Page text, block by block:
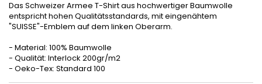
Das Schweizer Armee T-Shirt aus hochwertiger Baumwolle
entspricht hohen Qualitätsstandards, mit eingenähtem
"SUISSE"-Emblem auf dem linken Oberarm.
- Material: 100% Baumwolle
- Qualität: Interlock 200gr/m2
- Oeko-Tex: Standard 100